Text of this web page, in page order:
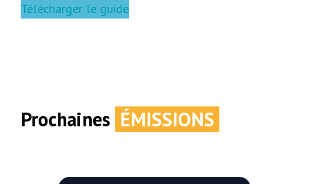
Télécharger le guide
Prochaines ÉMISSIONS